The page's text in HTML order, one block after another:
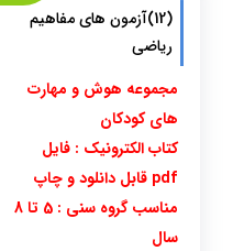
(12)آزمون های مفاهیم
ریاضی
مجموعه هوش و مهارت
های کودکان
کتاب الکترونیک : فایل
pdf قابل دانلود و چاپ
مناسب گروه سنی : 5 تا 8
سال